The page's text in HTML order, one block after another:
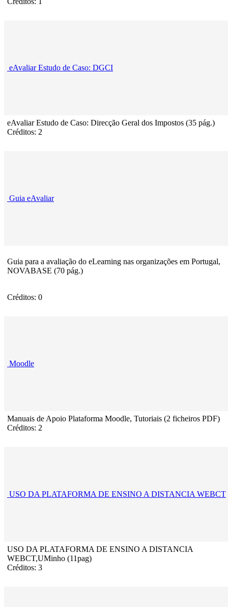
eAvaliar Estudo de Caso: DGCI
eAvaliar Estudo de Caso: Direcção Geral dos Impostos (35 pág.)
Créditos: 2
Guia eAvaliar
Guia para a avaliação do eLearning nas organizações em Portugal,
NOVABASE (70 pág.)
Créditos: 0
Moodle
Manuais de Apoio Plataforma Moodle, Tutoriais (2 ficheiros PDF)
Créditos: 2
USO DA PLATAFORMA DE ENSINO A DISTANCIA WEBCT
USO DA PLATAFORMA DE ENSINO A DISTANCIA
WEBCT,UMinho (11pag)
Créditos: 3